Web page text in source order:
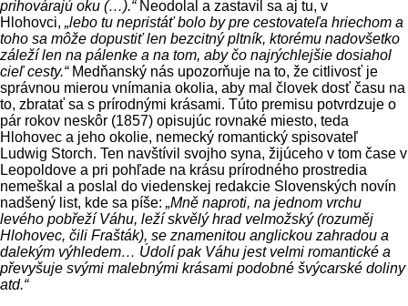
prihovárajú oku (…).“ Neodolal a zastavil sa aj tu, v
Hlohovci, „lebo tu nepristáť bolo by pre cestovateľa hriechom a
toho sa môže dopustiť len bezcitný pltník, ktorému nadovšetko
záleží len na pálenke a na tom, aby čo najrýchlejšie dosiahol
cieľ cesty.“ Medňanský nás upozorňuje na to, že citlivosť je
správnou mierou vnímania okolia, aby mal človek dosť času na
to, zbratať sa s prírod­nými krásami. Túto premisu potvrdzuje o
pár ro­kov neskôr (1857) opisujúc rovnaké miesto, teda
Hlohovec a jeho okolie, nemecký romantický spi­sovateľ
Ludwig Storch. Ten navštívil svojho syna, žijúceho v tom čase v
Leopoldove a pri pohľade na krásu prírodného prostredia
nemeškal a poslal do viedenskej redakcie Slovenských novín
nadše­ný list, kde sa píše: „Mně naproti, na jednom vrchu
levého pobřeží Váhu, leží skvělý hrad velmožský (rozuměj
Hlohovec, čili Frašták), se znamenitou an­glickou zahradou a
dalekým výhledem… Údolí pak Váhu jest velmi romantické a
převyšuje svými ma­lebnými krásami podobné švýcarské doliny
atd.“